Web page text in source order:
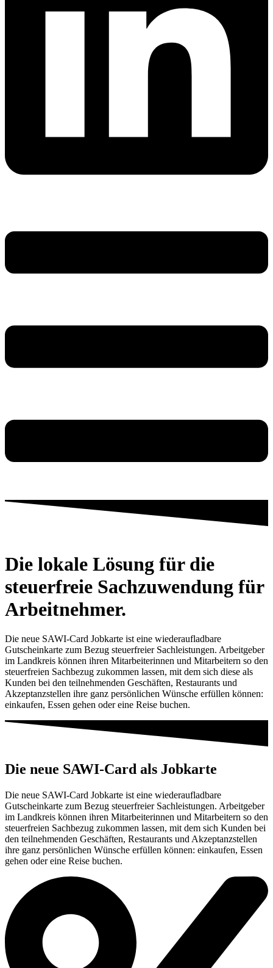
Die lokale Lösung für die
steuerfreie Sachzuwendung für
Arbeitnehmer.
Die neue SAWI-Card Jobkarte ist eine wiederaufladbare
Gutscheinkarte zum Bezug steuerfreier Sachleistungen. Arbeitgeber
im Landkreis können ihren Mitarbeiterinnen und Mitarbeitern so den
steuerfreien Sachbezug zukommen lassen, mit dem sich diese als
Kunden bei den teilnehmenden Geschäften, Restaurants und
Akzeptanzstellen ihre ganz persönlichen Wünsche erfüllen können:
einkaufen, Essen gehen oder eine Reise buchen.
Die neue SAWI-Card als Jobkarte
Die neue SAWI-Card Jobkarte ist eine wiederaufladbare
Gutscheinkarte zum Bezug steuerfreier Sachleistungen. Arbeitgeber
im Landkreis können ihren Mitarbeiterinnen und Mitarbeitern so den
steuerfreien Sachbezug zukommen lassen, mit dem sich Kunden bei
den teilnehmenden Geschäften, Restaurants und Akzeptanzstellen
ihre ganz persönlichen Wünsche erfüllen können: einkaufen, Essen
gehen oder eine Reise buchen.